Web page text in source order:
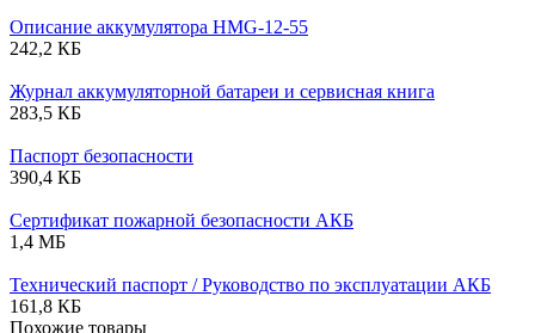
Описание аккумулятора HMG-12-55
242,2 КБ
Журнал аккумуляторной батареи и сервисная книга
283,5 КБ
Паспорт безопасности
390,4 КБ
Сертификат пожарной безопасности АКБ
1,4 МБ
Технический паспорт / Руководство по эксплуатации АКБ
161,8 КБ
Похожие товары